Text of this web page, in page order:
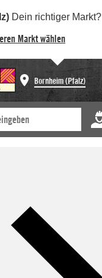
Dein richtiger Markt?
Markt wählen
Bornheim (Pfalz)